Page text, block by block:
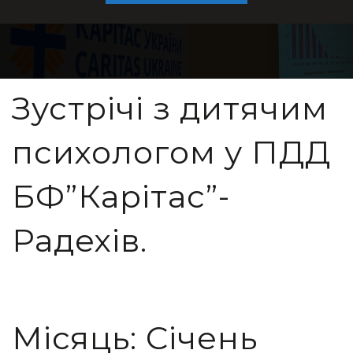
Зустрічі з дитячим
психологом у ПДД
БФ”Карітас”-
Радехів.
Місяць: Січень